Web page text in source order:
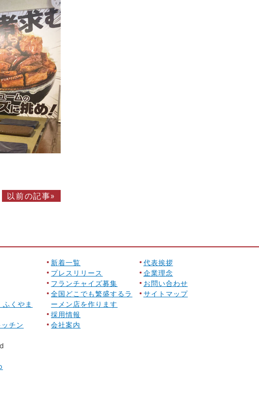
以前の記事»
くやま
チン
新着一覧
プレスリリース
フランチャイズ募集
全国どこでも繁盛するラ
ーメン店を作ります
採用情報
会社案内
代表挨拶
企業理念
お問い合わせ
サイトマップ